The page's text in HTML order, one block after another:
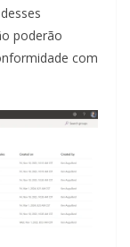
poderão
com